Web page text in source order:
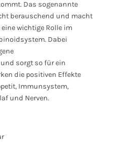
Das sogenannte
berauschend und macht
wichtige Rolle im
Dabei
sorgt so für ein
die positiven Effekte
Immunsystem,
und Nerven.